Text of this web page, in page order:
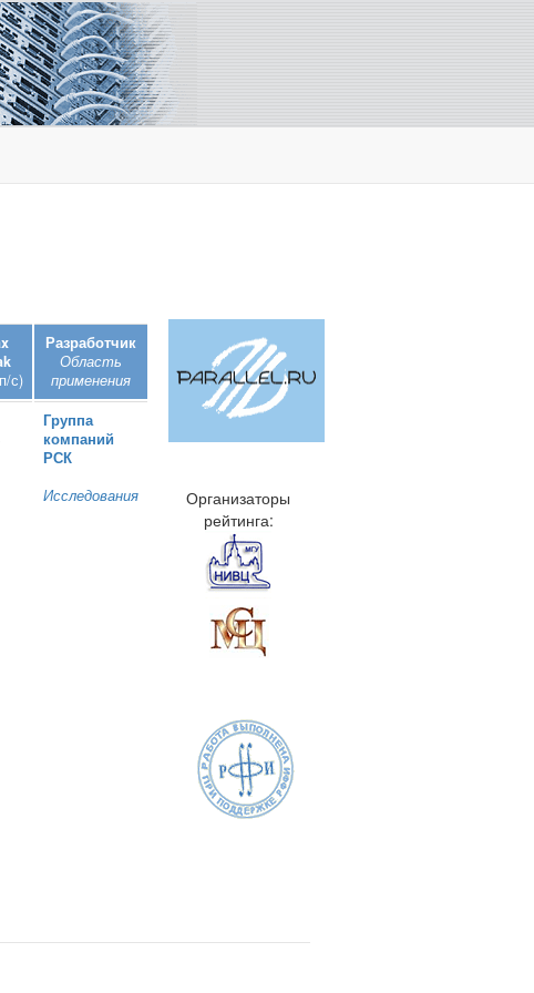
с)
Разработчик
Область
применения
Группа
компаний
РСК
Исследования
Организаторы
рейтинга: